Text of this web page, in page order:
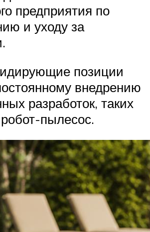
предприятия по
и уходу за
позиции
внедрению
разработок, таких
пылесос.